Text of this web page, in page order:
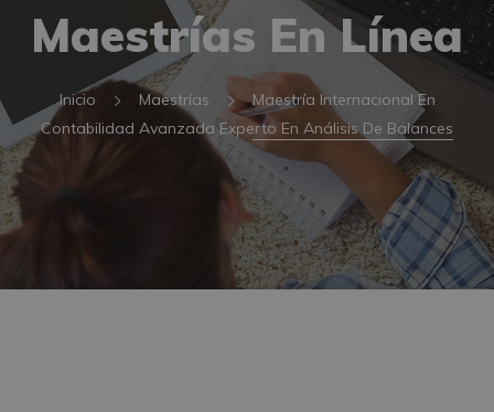
Maestrías En Línea
Inicio Maestrías
Maestría Internacional En
Contabilidad Avanzada Experto En Análisis De Balances